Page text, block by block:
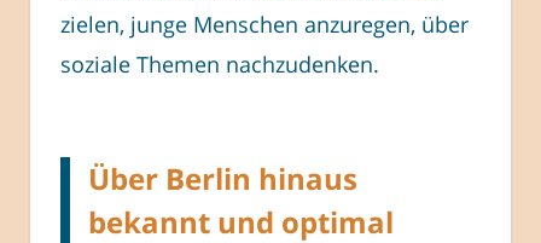
zielen, junge Menschen anzuregen, über
soziale Themen nachzudenken.
Über Berlin hinaus
bekannt und optimal